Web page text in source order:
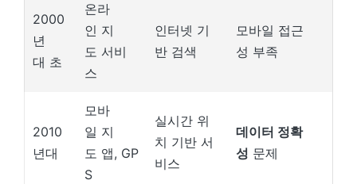
2000
년
대 초
온라
인 지
도 서비
스
인터넷 기
반 검색
모바일 접근
성 부족
2010
년대
모바
일 지
도 앱, GP
S
실시간 위
치 기반 서
비스
데이터 정확
성 문제